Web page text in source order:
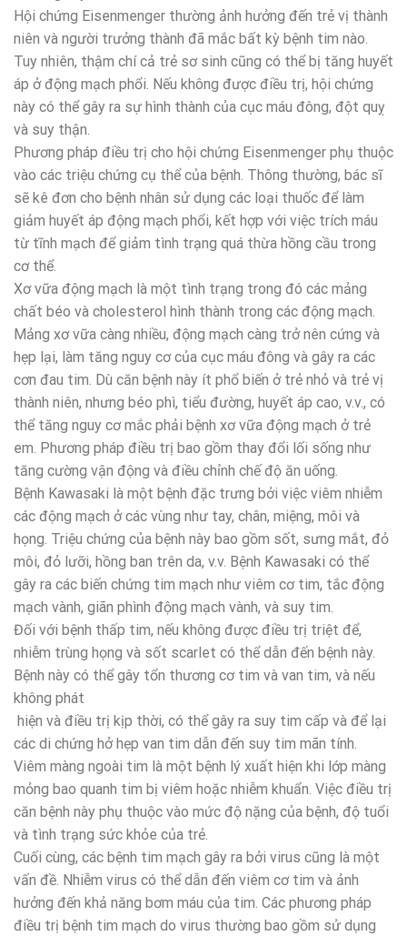
Hội chứng Eisenmenger thường ảnh hưởng đến trẻ vị thành
niên và người trưởng thành đã mắc bất kỳ bệnh tim nào.
Tuy nhiên, thậm chí cả trẻ sơ sinh cũng có thể bị tăng huyết
áp ở động mạch phổi. Nếu không được điều trị, hội chứng
này có thể gây ra sự hình thành của cục máu đông, đột quỵ
và suy thận.
Phương pháp điều trị cho hội chứng Eisenmenger phụ thuộc
vào các triệu chứng cụ thể của bệnh. Thông thường, bác sĩ
sẽ kê đơn cho bệnh nhân sử dụng các loại thuốc để làm
giảm huyết áp động mạch phổi, kết hợp với việc trích máu
từ tĩnh mạch để giảm tình trạng quá thừa hồng cầu trong
cơ thể.
Xơ vữa động mạch là một tình trạng trong đó các mảng
chất béo và cholesterol hình thành trong các động mạch.
Mảng xơ vữa càng nhiều, động mạch càng trở nên cứng và
hẹp lại, làm tăng nguy cơ của cục máu đông và gây ra các
cơn đau tim. Dù căn bệnh này ít phổ biến ở trẻ nhỏ và trẻ vị
thành niên, nhưng béo phì, tiểu đường, huyết áp cao, v.v., có
thể tăng nguy cơ mắc phải bệnh xơ vữa động mạch ở trẻ
em. Phương pháp điều trị bao gồm thay đổi lối sống như
tăng cường vận động và điều chỉnh chế độ ăn uống.
Bệnh Kawasaki là một bệnh đặc trưng bởi việc viêm nhiễm
các động mạch ở các vùng như tay, chân, miệng, môi và
họng. Triệu chứng của bệnh này bao gồm sốt, sưng mắt, đỏ
môi, đỏ lưỡi, hồng ban trên da, v.v. Bệnh Kawasaki có thể
gây ra các biến chứng tim mạch như viêm cơ tim, tắc động
mạch vành, giãn phình động mạch vành, và suy tim.
Đối với bệnh thấp tim, nếu không được điều trị triệt để,
nhiễm trùng họng và sốt scarlet có thể dẫn đến bệnh này.
Bệnh này có thể gây tổn thương cơ tim và van tim, và nếu
không phát
hiện và điều trị kịp thời, có thể gây ra suy tim cấp và để lại
các di chứng hở hẹp van tim dẫn đến suy tim mãn tính.
Viêm màng ngoài tim là một bệnh lý xuất hiện khi lớp màng
mỏng bao quanh tim bị viêm hoặc nhiễm khuẩn. Việc điều trị
căn bệnh này phụ thuộc vào mức độ nặng của bệnh, độ tuổi
và tình trạng sức khỏe của trẻ.
Cuối cùng, các bệnh tim mạch gây ra bởi virus cũng là một
vấn đề. Nhiễm virus có thể dẫn đến viêm cơ tim và ảnh
hưởng đến khả năng bơm máu của tim. Các phương pháp
điều trị bệnh tim mạch do virus thường bao gồm sử dụng